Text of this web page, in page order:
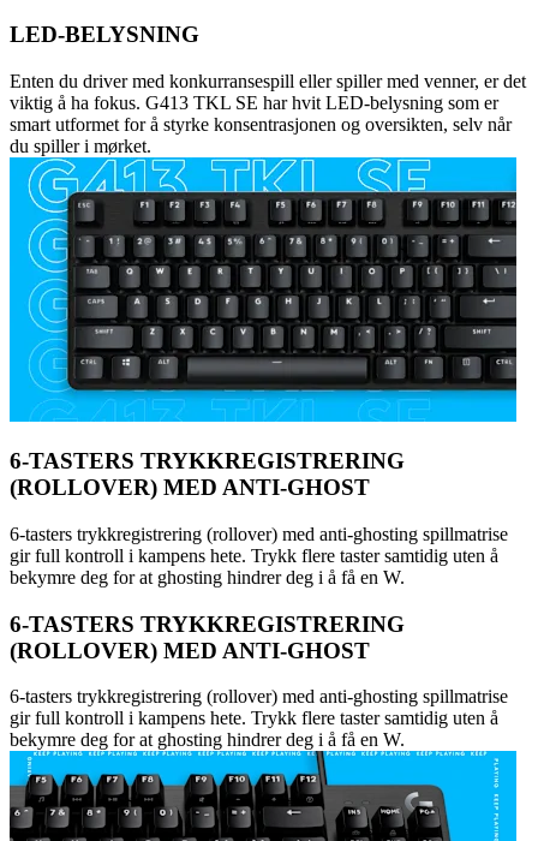
LED-BELYSNING
Enten du driver med konkurransespill eller spiller med venner, er det
viktig å ha fokus. G413 TKL SE har hvit LED-belysning som er
smart utformet for å styrke konsentrasjonen og oversikten, selv når
du spiller i mørket.
6-TASTERS TRYKKREGISTRERING
(ROLLOVER) MED ANTI-GHOST
6-tasters trykkregistrering (rollover) med anti-ghosting spillmatrise
gir full kontroll i kampens hete. Trykk flere taster samtidig uten å
bekymre deg for at ghosting hindrer deg i å få en W.
6-TASTERS TRYKKREGISTRERING
(ROLLOVER) MED ANTI-GHOST
6-tasters trykkregistrering (rollover) med anti-ghosting spillmatrise
gir full kontroll i kampens hete. Trykk flere taster samtidig uten å
bekymre deg for at ghosting hindrer deg i å få en W.